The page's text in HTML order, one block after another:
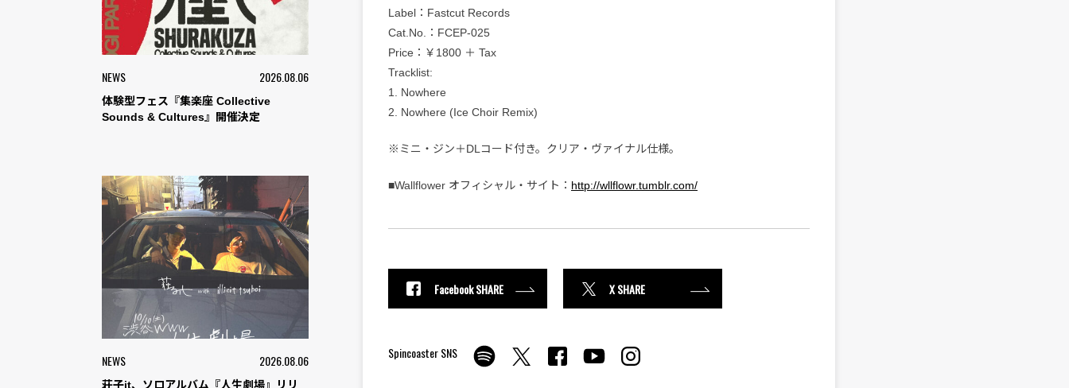
NEWS 2026.08.06
体験型フェス『集楽座 Collective
Sounds & Cultures』開催決定
NEWS 2026.08.06
荘子it、ソロアルバム『人生劇場』リリ
Label：Fastcut Records
Cat.No.：FCEP-025
Price：￥1800 ＋ Tax
Tracklist:
1. Nowhere
2. Nowhere (Ice Choir Remix)
※ミニ・ジン＋DLコード付き。クリア・ヴァイナル仕様。
■Wallflower オフィシャル・サイト： http://wllflowr.tumblr.com/
Facebook SHARE X SHARE
Spincoaster SNS